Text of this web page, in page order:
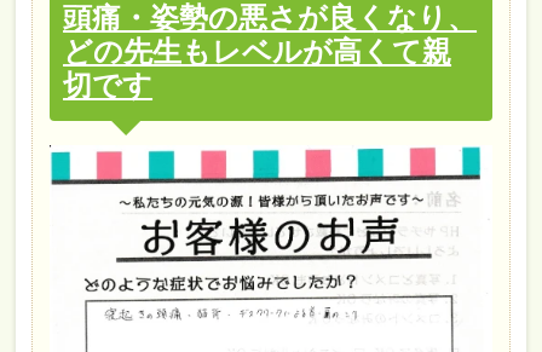
頭痛・姿勢の悪さが良くなり、
どの先生もレベルが高くて親
切です